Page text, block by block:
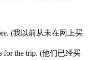
(我以前从未在网上买
for the trip. (他们已经买